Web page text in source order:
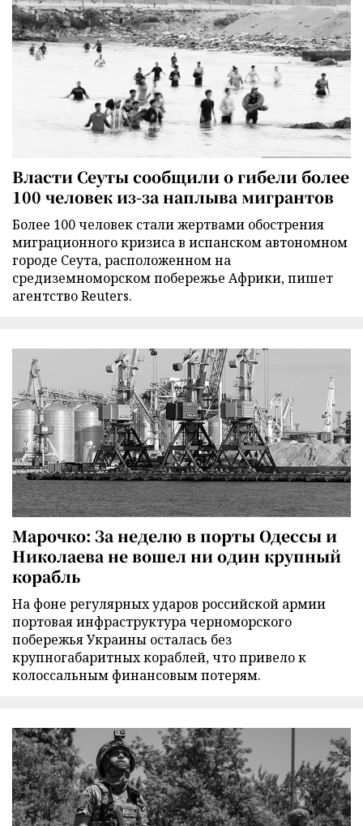
Власти Сеуты сообщили о гибели более
100 человек из-за наплыва мигрантов
Более 100 человек стали жертвами обострения
миграционного кризиса в испанском автономном
городе Сеута, расположенном на
средиземноморском побережье Африки, пишет
агентство Reuters.
Марочко: За неделю в порты Одессы и
Николаева не вошел ни один крупный
корабль
На фоне регулярных ударов российской армии
портовая инфраструктура черноморского
побережья Украины осталась без
крупногабаритных кораблей, что привело к
колоссальным финансовым потерям.